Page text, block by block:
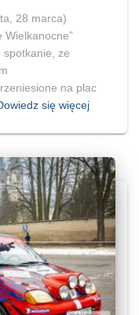
28 marca)
Wielkanocne”
spotkanie, ze
na plac
się więcej